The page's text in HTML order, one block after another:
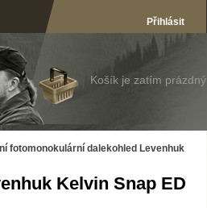
Přihlásit
Košík je zatím prázdný
fotomonokulární dalekohled Levenhuk
Kelvin Snap ED